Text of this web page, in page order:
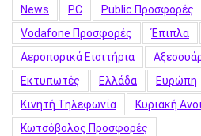
News
PC Public Προσφορές
Vodafone Προσφορές
Έπιπλα
Αεροπορικά Εισιτήρια
Εκτυπωτές
Ελλάδα Ευρώπη
Κινητή Τηλεφωνία
Κυριακή
Κωτσόβολος Προσφορές